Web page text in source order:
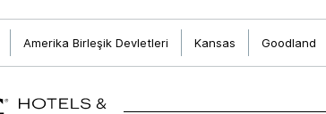
Amerika Birleşik Devletleri Kansas Goodland